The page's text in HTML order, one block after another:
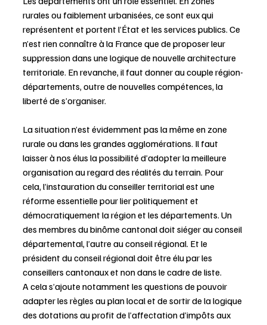
rurales ou faiblement urbanisées, ce sont eux qui
représentent et portent l’État et les services publics. Ce
n’est rien connaître à la France que de proposer leur
suppression dans une logique de nouvelle architecture
territoriale. En revanche, il faut donner au couple région-
départements, outre de nouvelles compétences, la
liberté de s’organiser.
La situation n’est évidemment pas la même en zone
rurale ou dans les grandes agglomérations. Il faut
laisser à nos élus la possibilité d’adopter la meilleure
organisation au regard des réalités du terrain. Pour
cela, l’instauration du conseiller territorial est une
réforme essentielle pour lier politiquement et
démocratiquement la région et les départements. Un
des membres du binôme cantonal doit siéger au conseil
départemental, l’autre au conseil régional. Et le
président du conseil régional doit être élu par les
conseillers cantonaux et non dans le cadre de liste.
A cela s’ajoute notamment les questions de pouvoir
adapter les règles au plan local et de sortir de la logique
des dotations au profit de l’affectation d’impôts aux